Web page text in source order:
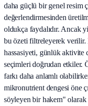
daha güçlü bir genel resim
değerlendirmesinden
oldukça faydalıdır. Ancak
bu özeti filtreleyerek
hassasiyeti, günlük aktivite
seçimleri doğrudan etkiler.
farkı daha anlamlı
mikronutrient dengesi öne
söyleyen bir hakem" olarak